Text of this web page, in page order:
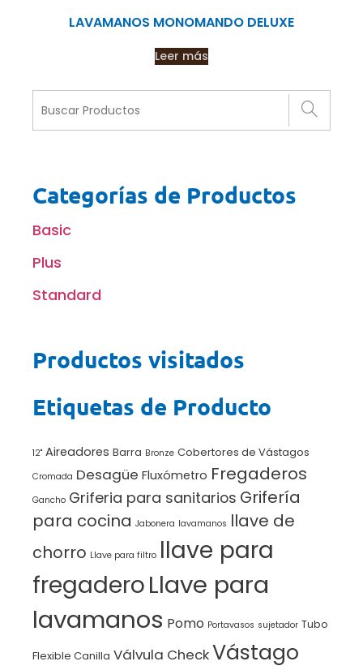
LAVAMANOS MONOMANDO DELUXE
Leer más
Categorías de Productos
Basic
Plus
Standard
Productos visitados
Etiquetas de Producto
12" Aireadores Barra Bronze Cobertores de Vástagos
Cromada Desagüe Fluxómetro Fregaderos
Gancho Griferia para sanitarios Grifería
para cocina Jabonera lavamanos llave de
chorro Llave para filtro llave para
fregaderoLlave para
lavamanos Pomo Portavasos sujetador Tubo
Flexible Canilla Válvula CheckVástago